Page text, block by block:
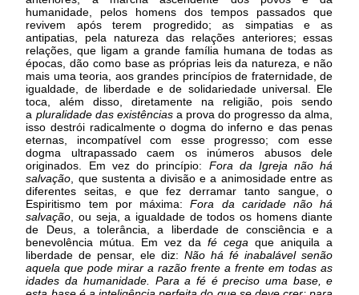
humanidade, pelos homens dos tempos passados que
revivem após terem progredido; as simpatias e as
antipatias, pela natureza das relações anteriores; essas
relações, que ligam a grande família humana de todas as
épocas, dão como base as próprias leis da natureza, e não
mais uma teoria, aos grandes princípios de fraternidade, de
igualdade, de liberdade e de solidariedade universal. Ele
toca, além disso, diretamente na religião, pois sendo
a pluralidade das existências a prova do progresso da alma,
isso destrói radicalmente o dogma do inferno e das penas
eternas, incompatível com esse progresso; com esse
dogma ultrapassado caem os inúmeros abusos dele
originados. Em vez do princípio: Fora da Igreja não há
salvação , que sustenta a divisão e a animosidade entre as
diferentes seitas, e que fez derramar tanto sangue, o
Espiritismo tem por máxima:Fora da caridade não há
salvação , ou seja, a igualdade de todos os homens diante
de Deus, a tolerância, a liberdade de consciência e a
benevolência mútua. Em vez dafé cega que aniquila a
liberdade de pensar, ele diz:Não há fé inabalável senão
aquela que pode mirar a razão frente a frente em todas as
idades da humanidade. Para a fé é preciso uma base, e